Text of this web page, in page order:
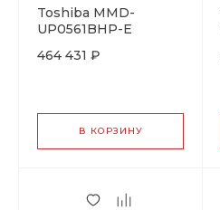
Toshiba MMD-
UP0561BHP-E
464 431 ₽
В КОРЗИНУ